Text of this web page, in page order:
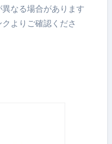
なる場合があります
よりご確認くださ